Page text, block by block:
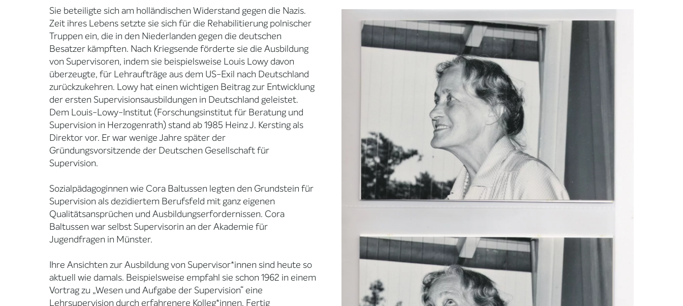
Sie beteiligte sich am holländischen Widerstand gegen die Nazis.
Zeit ihres Lebens setzte sie sich für die Rehabilitierung polnischer
Truppen ein, die in den Niederlanden gegen die deutschen
Besatzer kämpften. Nach Kriegsende förderte sie die Ausbildung
von Supervisoren, indem sie beispielsweise Louis Lowy davon
überzeugte, für Lehraufträge aus dem US-Exil nach Deutschland
zurückzukehren. Lowy hat einen wichtigen Beitrag zur Entwicklung
der ersten Supervisionsausbildungen in Deutschland geleistet.
Dem Louis-Lowy-Institut (Forschungsinstitut für Beratung und
Supervision in Herzogenrath) stand ab 1985 Heinz J. Kersting als
Direktor vor. Er war wenige Jahre später der
Gründungsvorsitzende der Deutschen Gesellschaft für
Supervision.
Sozialpädagoginnen wie Cora Baltussen legten den Grundstein für
Supervision als dezidiertem Berufsfeld mit ganz eigenen
Qualitätsansprüchen und Ausbildungserfordernissen. Cora
Baltussen war selbst Supervisorin an der Akademie für
Jugendfragen in Münster.
Ihre Ansichten zur Ausbildung von Supervisor*innen sind heute so
aktuell wie damals. Beispielsweise empfahl sie schon 1962 in einem
Vortrag zu „Wesen und Aufgabe der Supervision“ eine
Lehrsupervision durch erfahrenere Kolleg*innen. Fertig